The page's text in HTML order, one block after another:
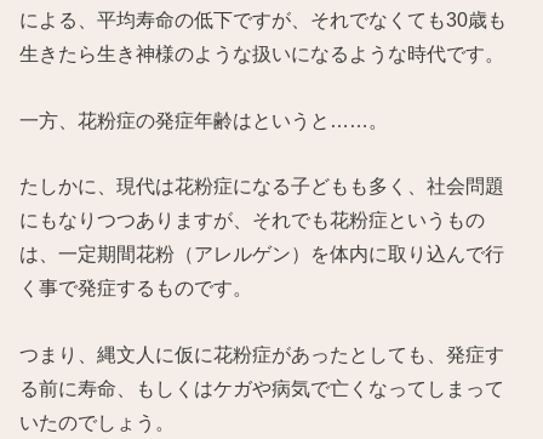
による、平均寿命の低下ですが、それでなくても30歳も
生きたら生き神様のような扱いになるような時代です。
一方、花粉症の発症年齢はというと……。
たしかに、現代は花粉症になる子どもも多く、社会問題
にもなりつつありますが、それでも花粉症というもの
は、一定期間花粉（アレルゲン）を体内に取り込んで行
く事で発症するものです。
つまり、縄文人に仮に花粉症があったとしても、発症す
る前に寿命、もしくはケガや病気で亡くなってしまって
いたのでしょう。